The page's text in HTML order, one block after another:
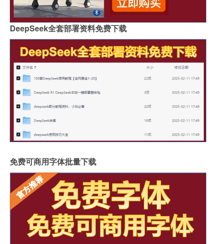
DeepSeek全套部署资料免费下载
免费可商用字体批量下载